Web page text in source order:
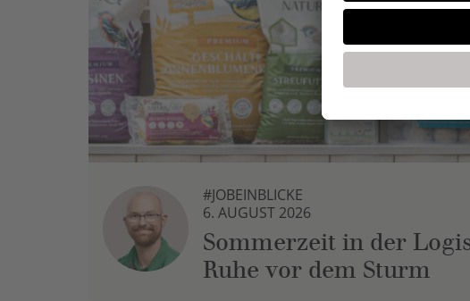
#JOBEINBLICKE
6. AUGUST 2026
Sommerzeit in der
Ruhe vor dem Sturm